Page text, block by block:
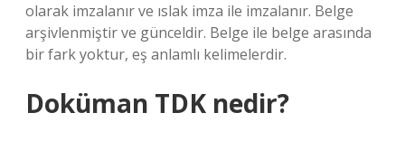
olarak imzalanır ve ıslak imza ile imzalanır. Belge
arşivlenmiştir ve günceldir. Belge ile belge arasında
bir fark yoktur, eş anlamlı kelimelerdir.
Doküman TDK nedir?